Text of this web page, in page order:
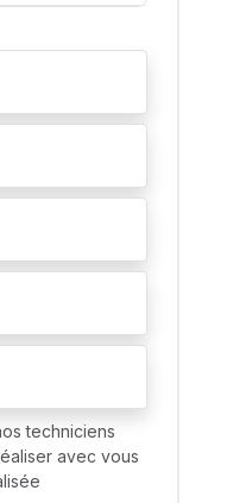
techniciens
avec vous